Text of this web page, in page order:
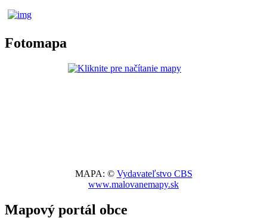
Fotomapa
MAPA: © Vydavateľstvo CBS
www.malovanemapy.sk
Mapový portál obce